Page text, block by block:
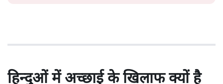
हिन्दुओं में अच्छाई के खिलाफ क्यों है